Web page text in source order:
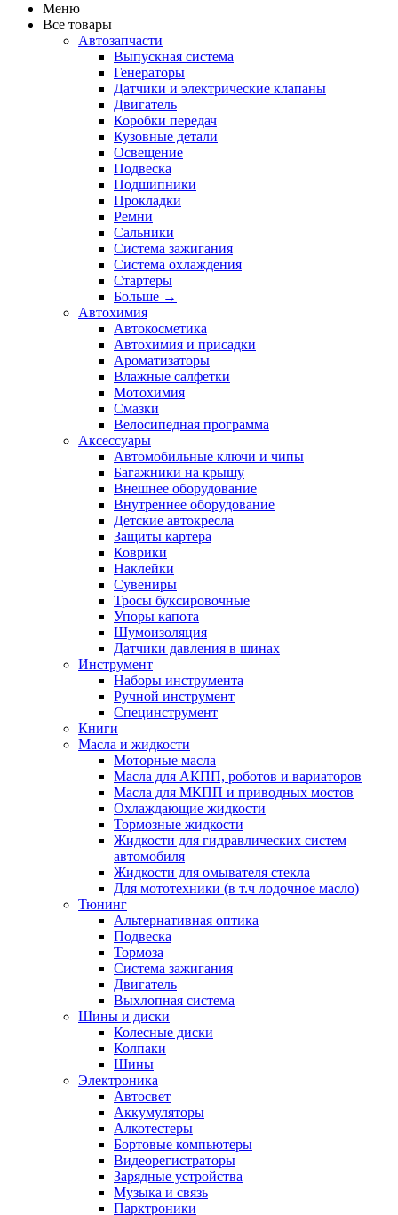
Меню
Все товары
Автозапчасти
Выпускная система
Генераторы
Датчики и электрические клапаны
Двигатель
Коробки передач
Кузовные детали
Освещение
Подвеска
Подшипники
Прокладки
Ремни
Сальники
Система зажигания
Система охлаждения
Стартеры
Больше →
Автохимия
Автокосметика
Автохимия и присадки
Ароматизаторы
Влажные салфетки
Мотохимия
Смазки
Велосипедная программа
Аксессуары
Автомобильные ключи и чипы
Багажники на крышу
Внешнее оборудование
Внутреннее оборудование
Детские автокресла
Защиты картера
Коврики
Наклейки
Сувениры
Тросы буксировочные
Упоры капота
Шумоизоляция
Датчики давления в шинах
Инструмент
Наборы инструмента
Ручной инструмент
Специнструмент
Книги
Масла и жидкости
Моторные масла
Масла для АКПП, роботов и вариаторов
Масла для МКПП и приводных мостов
Охлаждающие жидкости
Тормозные жидкости
Жидкости для гидравлических систем
автомобиля
Жидкости для омывателя стекла
Для мототехники (в т.ч лодочное масло)
Тюнинг
Альтернативная оптика
Подвеска
Тормоза
Система зажигания
Двигатель
Выхлопная система
Шины и диски
Колесные диски
Колпаки
Шины
Электроника
Автосвет
Аккумуляторы
Алкотестеры
Бортовые компьютеры
Видеорегистраторы
Зарядные устройства
Музыка и связь
Парктроники